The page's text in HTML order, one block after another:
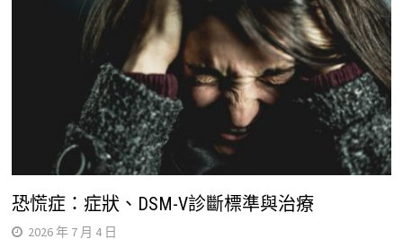
恐慌症：症狀、DSM-V診斷標準與治療
2026 年 7 月 4 日